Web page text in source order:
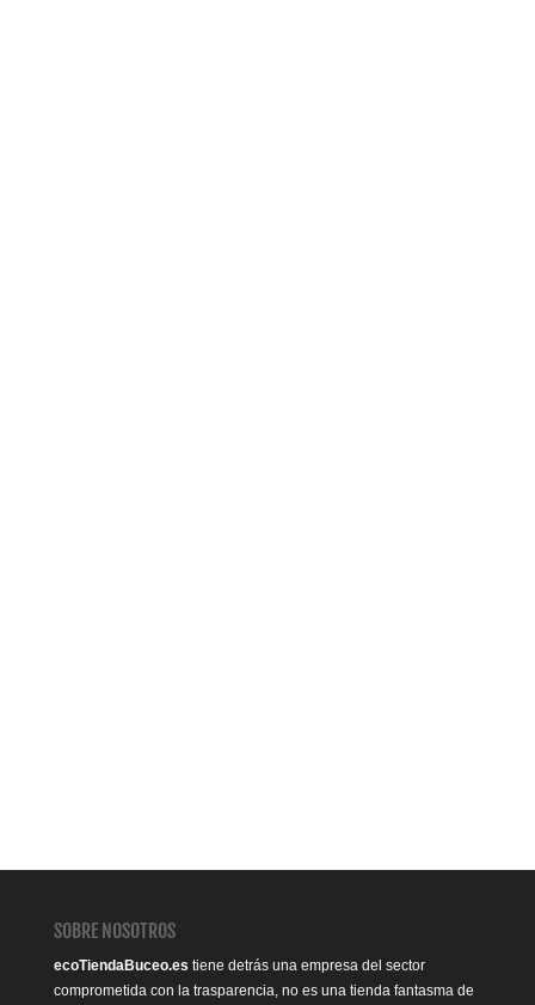
SOBRE NOSOTROS
ecoTiendaBuceo.es tiene detrás una empresa del sector
comprometida con la trasparencia, no es una tienda fantasma de